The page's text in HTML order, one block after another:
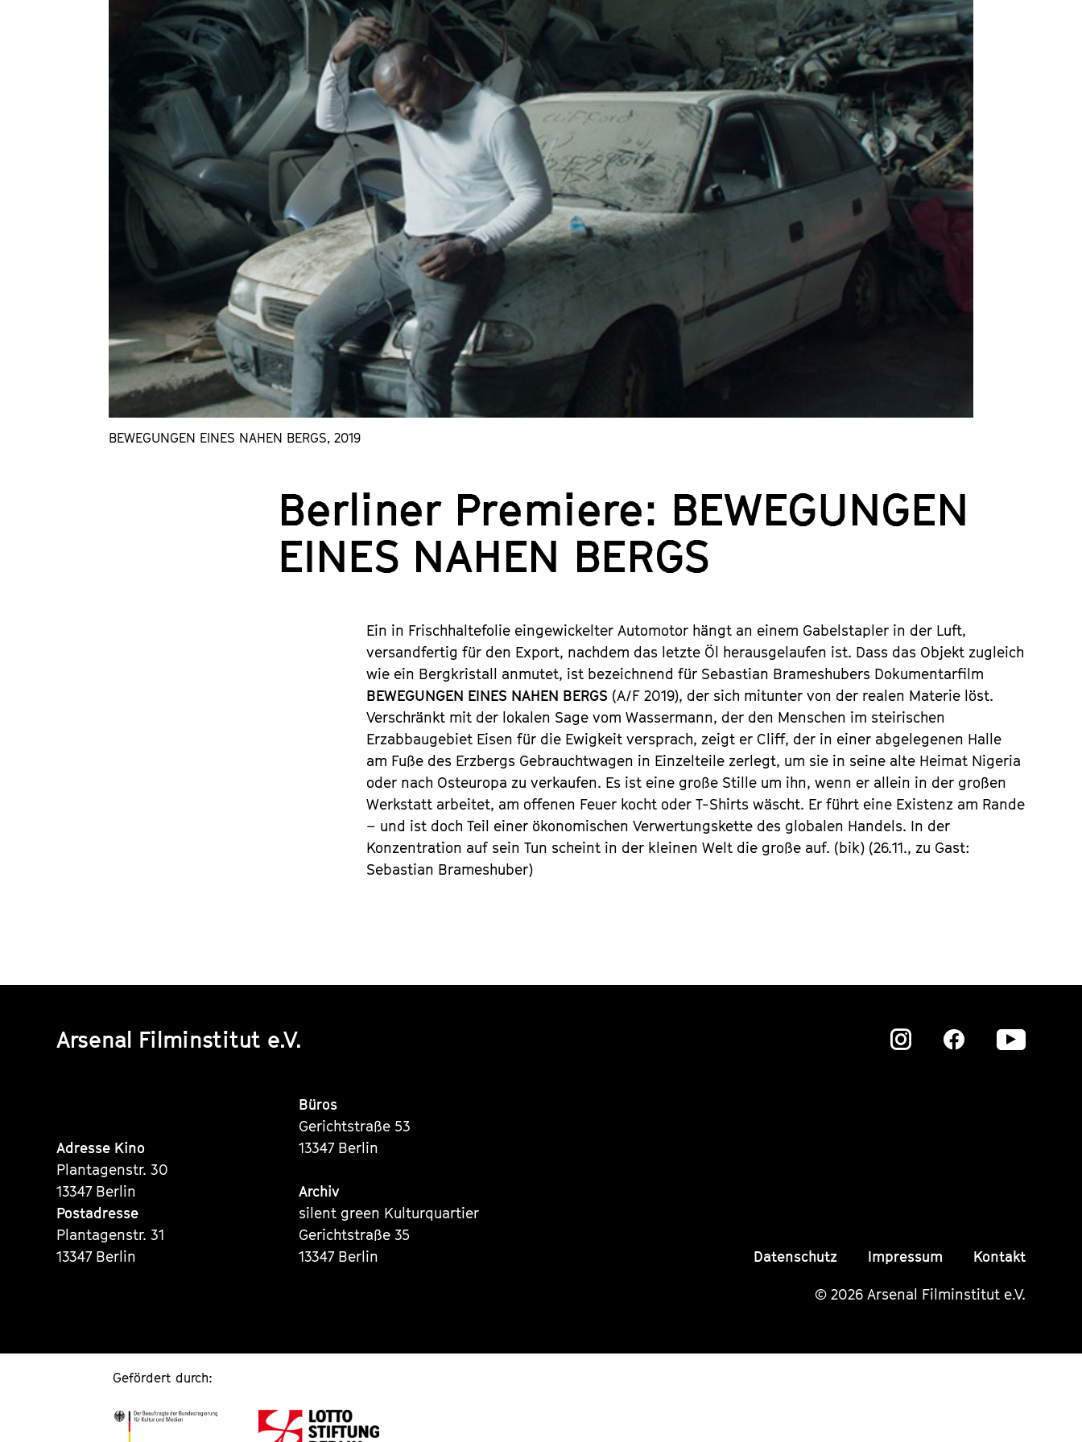
BEWEGUNGEN EINES NAHEN BERGS, 2019
Berliner Premiere: BEWEGUNGEN
EINES NAHEN BERGS
Ein in Frischhaltefolie eingewickelter Automotor hängt an einem Gabelstapler in der Luft,
versandfertig für den Export, nachdem das letzte Öl herausgelaufen ist. Dass das Objekt zugleich
wie ein Bergkristall anmutet, ist bezeichnend für Sebastian Brameshubers Dokumentarfilm
BEWEGUNGEN EINES NAHEN BERGS (A/F 2019), der sich mitunter von der realen Materie löst.
Verschränkt mit der lokalen Sage vom Wassermann, der den Menschen im steirischen
Erzabbaugebiet Eisen für die Ewigkeit versprach, zeigt er Cliff, der in einer abgelegenen Halle
am Fuße des Erzbergs Gebrauchtwagen in Einzelteile zerlegt, um sie in seine alte Heimat Nigeria
oder nach Osteuropa zu verkaufen. Es ist eine große Stille um ihn, wenn er allein in der großen
Werkstatt arbeitet, am offenen Feuer kocht oder T-Shirts wäscht. Er führt eine Existenz am Rande
– und ist doch Teil einer ökonomischen Verwertungskette des globalen Handels. In der
Konzentration auf sein Tun scheint in der kleinen Welt die große auf. (bik) (26.11., zu Gast:
Sebastian Brameshuber)
Arsenal Filminstitut e.V.
Zu
Zu
Zu
Adresse Kino
Plantagenstr. 30
13347 Berlin
Postadresse
Plantagenstr. 31
13347 Berlin
Büros
Gerichtstraße 53
13347 Berlin
Archiv
silent green Kulturquartier
Gerichtstraße 35
13347 Berlin
Datenschutz Impressum Kontakt
© 2026 Arsenal Filminstitut e.V.
Gefördert durch: